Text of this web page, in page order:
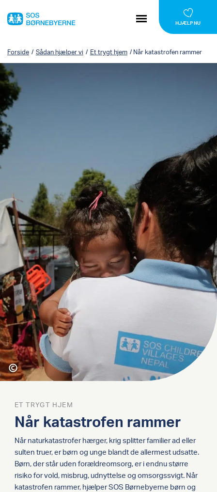
HJÆLP NU
Forside / Sådan hjælper vi / Et trygt hjem / Når katastrofen rammer
ET TRYGT HJEM
Når katastrofen rammer
Når naturkatastrofer hærger, krig splitter familier ad eller
sulten truer, er børn og unge blandt de allermest udsatte.
Børn, der står uden forældreomsorg, er i endnu større
risiko for vold, misbrug, udnyttelse og omsorgssvigt. Når
katastrofen rammer, hjælper SOS Børnebyerne børn og